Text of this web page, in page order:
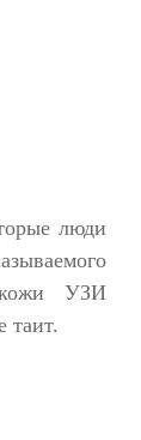
люди
кожи УЗИ
таит.